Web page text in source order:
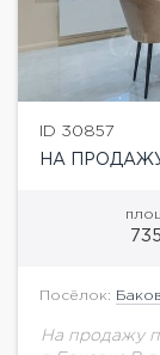
ID 30857
НА
Посёлок:
На продажу